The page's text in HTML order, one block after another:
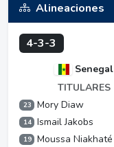
Alineaciones
4-3-3
Senegal
TITULARES
23 Mory Diaw
14 Ismail Jakobs
19 Moussa Niakhaté